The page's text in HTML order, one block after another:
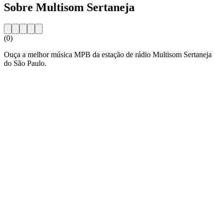
Sobre Multisom Sertaneja
(0)
Ouça a melhor música MPB da estação de rádio Multisom Sertaneja
do São Paulo.